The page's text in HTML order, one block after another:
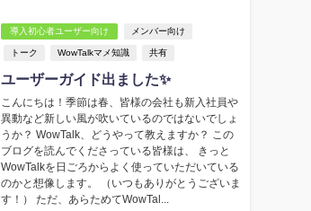
導入初心者ユーザー向け メンバー向け
トーク WowTalkマメ知識 共有
ユーザーガイド出ました✨
こんにちは！季節は春、皆様の会社も新入社員や
異動など新しい風が吹いているのではないでしょ
うか？ WowTalk、どうやって教えますか？ この
ブログを読んでくださっている皆様は、 きっと
WowTalkを日ごろからよく使っていただいている
のかと想像します。 （いつもありがとうございま
す！） ただ、あらためてWowTal...